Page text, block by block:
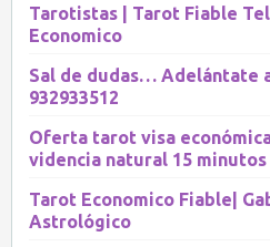
Tarotistas | Tarot Fiable
Economico
Sal de dudas…
932933512
Oferta tarot visa
videncia natural 15 minutos
Tarot Economico Fiable|
Astrológico